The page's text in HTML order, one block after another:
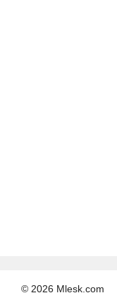
© 2026 Mlesk.com